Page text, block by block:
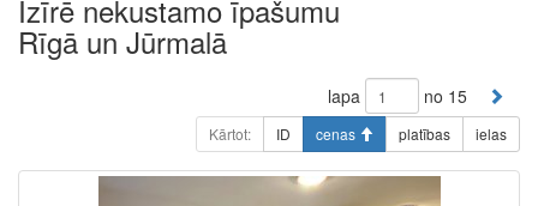
Izīrē nekustamo īpašumu
Rīgā un Jūrmalā
lapa no 15
Kārtot: ID cenas platības ielas